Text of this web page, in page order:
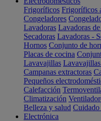
Frigoríficos Frigoríficos
Congeladores
Lavadoras Lavadoras
Secadoras Lavadoras -
Hornos Conjunto de
Placas de cocina
Lavavajillas
Campanas extractoras
Pequeños
Calefacción
Climatización
Belleza y salud
Electrónica